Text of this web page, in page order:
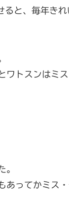
と、毎年き
トスンはミ
。
あってかミス